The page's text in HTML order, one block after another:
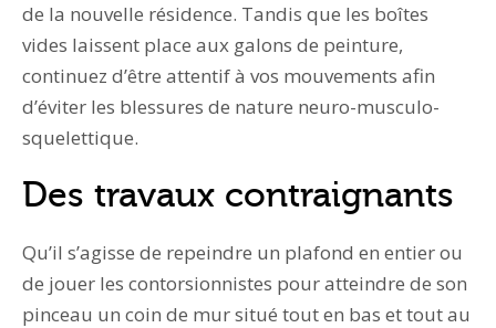
de la nouvelle résidence. Tandis que les boîtes
vides laissent place aux galons de peinture,
continuez d’être attentif à vos mouvements afin
d’éviter les blessures de nature neuro-musculo-
squelettique.
Des travaux contraignants
Qu’il s’agisse de repeindre un plafond en entier ou
de jouer les contorsionnistes pour atteindre de son
pinceau un coin de mur situé tout en bas et tout au